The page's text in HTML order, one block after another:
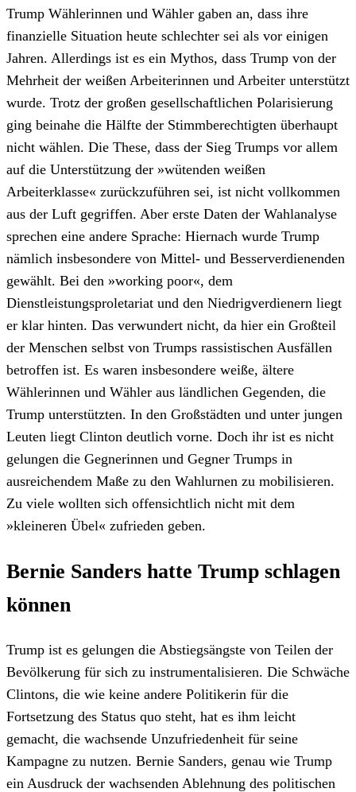
Trump Wählerinnen und Wähler gaben an, dass ihre
finanzielle Situation heute schlechter sei als vor einigen
Jahren. Allerdings ist es ein Mythos, dass Trump von der
Mehrheit der weißen Arbeiterinnen und Arbeiter unterstützt
wurde. Trotz der großen gesellschaftlichen Polarisierung
ging beinahe die Hälfte der Stimmberechtigten überhaupt
nicht wählen. Die These, dass der Sieg Trumps vor allem
auf die Unterstützung der »wütenden weißen
Arbeiterklasse« zurückzuführen sei, ist nicht vollkommen
aus der Luft gegriffen. Aber erste Daten der Wahlanalyse
sprechen eine andere Sprache: Hiernach wurde Trump
nämlich insbesondere von Mittel- und Besserverdienenden
gewählt. Bei den »working poor«, dem
Dienstleistungsproletariat und den Niedrigverdienern liegt
er klar hinten. Das verwundert nicht, da hier ein Großteil
der Menschen selbst von Trumps rassistischen Ausfällen
betroffen ist. Es waren insbesondere weiße, ältere
Wählerinnen und Wähler aus ländlichen Gegenden, die
Trump unterstützten. In den Großstädten und unter jungen
Leuten liegt Clinton deutlich vorne. Doch ihr ist es nicht
gelungen die Gegnerinnen und Gegner Trumps in
ausreichendem Maße zu den Wahlurnen zu mobilisieren.
Zu viele wollten sich offensichtlich nicht mit dem
»kleineren Übel« zufrieden geben.
Bernie Sanders hatte Trump schlagen
können
Trump ist es gelungen die Abstiegsängste von Teilen der
Bevölkerung für sich zu instrumentalisieren. Die Schwäche
Clintons, die wie keine andere Politikerin für die
Fortsetzung des Status quo steht, hat es ihm leicht
gemacht, die wachsende Unzufriedenheit für seine
Kampagne zu nutzen. Bernie Sanders, genau wie Trump
ein Ausdruck der wachsenden Ablehnung des politischen